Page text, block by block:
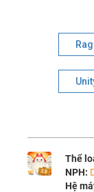
Thể
NPH:
Hệ